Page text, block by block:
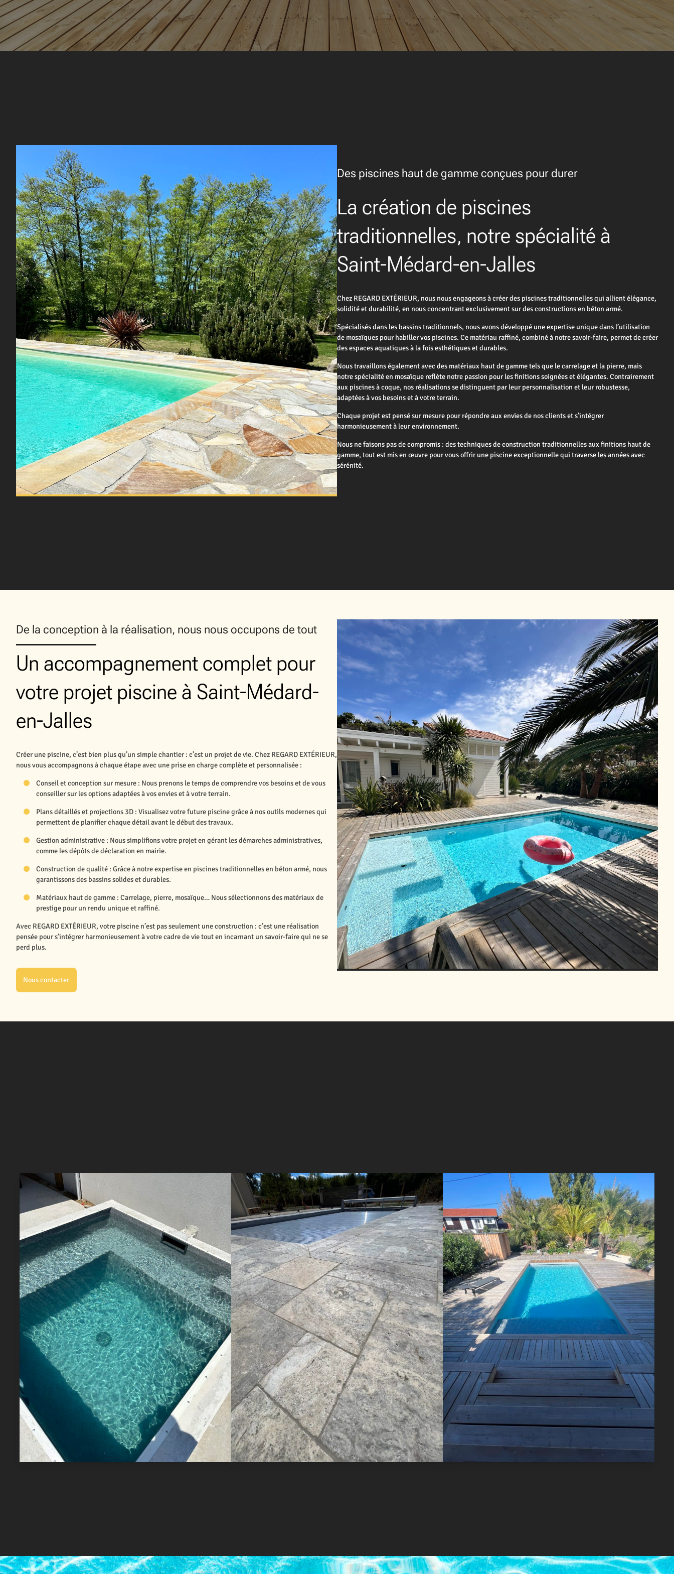
Des piscines haut de gamme conçues pour durer
La création de piscines
traditionnelles, notre spécialité à
Saint-Médard-en-Jalles
Chez REGARD EXTÉRIEUR, nous nous engageons à créer des piscines traditionnelles qui allient élégance,
solidité et durabilité, en nous concentrant exclusivement sur des constructions en béton armé.
Spécialisés dans les bassins traditionnels, nous avons développé une expertise unique dans l’utilisation
de mosaïques pour habiller vos piscines. Ce matériau raffiné, combiné à notre savoir-faire, permet de créer
des espaces aquatiques à la fois esthétiques et durables.
Nous travaillons également avec des matériaux haut de gamme tels que le carrelage et la pierre, mais
notre spécialité en mosaïque reflète notre passion pour les finitions soignées et élégantes. Contrairement
aux piscines à coque, nos réalisations se distinguent par leur personnalisation et leur robustesse,
adaptées à vos besoins et à votre terrain.
Chaque projet est pensé sur mesure pour répondre aux envies de nos clients et s’intégrer
harmonieusement à leur environnement.
Nous ne faisons pas de compromis : des techniques de construction traditionnelles aux finitions haut de
gamme, tout est mis en œuvre pour vous offrir une piscine exceptionnelle qui traverse les années avec
sérénité.
De la conception à la réalisation, nous nous occupons de tout
Un accompagnement complet pour
votre projet piscine à Saint-Médard-
en-Jalles
Créer une piscine, c’est bien plus qu’un simple chantier : c’est un projet de vie. Chez REGARD EXTÉRIEUR,
nous vous accompagnons à chaque étape avec une prise en charge complète et personnalisée :
Conseil et conception sur mesure : Nous prenons le temps de comprendre vos besoins et de vous
conseiller sur les options adaptées à vos envies et à votre terrain.
Plans détaillés et projections 3D : Visualisez votre future piscine grâce à nos outils modernes qui
permettent de planifier chaque détail avant le début des travaux.
Gestion administrative : Nous simplifions votre projet en gérant les démarches administratives,
comme les dépôts de déclaration en mairie.
Construction de qualité : Grâce à notre expertise en piscines traditionnelles en béton armé, nous
garantissons des bassins solides et durables.
Matériaux haut de gamme : Carrelage, pierre, mosaïque… Nous sélectionnons des matériaux de
prestige pour un rendu unique et raffiné.
Avec REGARD EXTÉRIEUR, votre piscine n’est pas seulement une construction : c’est une réalisation
pensée pour s’intégrer harmonieusement à votre cadre de vie tout en incarnant un savoir-faire qui ne se
perd plus.
Nous contacter